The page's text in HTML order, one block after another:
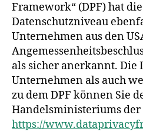
Framework“ (DPF) hat
Datenschutzniveau
Unternehmen aus den
als sicher anerkannt.
Unternehmen als auch
zu dem DPF können Sie
Handelsministeriums der
https://